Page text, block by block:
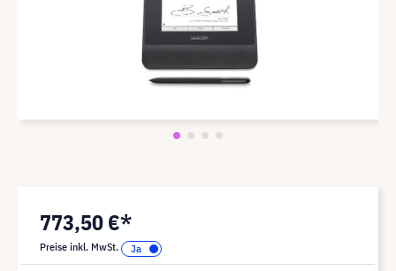
773,50 €*
Preise inkl. MwSt.